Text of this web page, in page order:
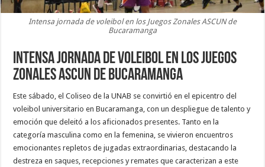
Intensa jornada de voleibol en los Juegos Zonales ASCUN de
Bucaramanga
Intensa jornada de voleibol en los Juegos
Zonales ASCUN de Bucaramanga
Este sábado, el Coliseo de la UNAB se convirtió en el epicentro del
voleibol universitario en Bucaramanga, con un despliegue de talento y
emoción que deleitó a los aficionados presentes. Tanto en la
categoría masculina como en la femenina, se vivieron encuentros
emocionantes repletos de jugadas extraordinarias, destacando la
destreza en saques, recepciones y remates que caracterizan a este